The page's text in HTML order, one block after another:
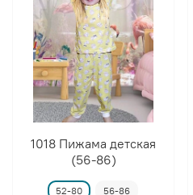
1018 Пижама детская
(56-86)
52-80 56-86